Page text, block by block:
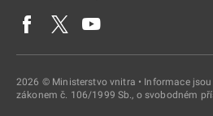
2026 © Ministerstvo vnitra • Informace
zákonem č. 106/1999 Sb., o svobodném